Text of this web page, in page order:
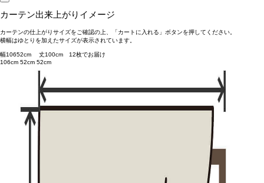
カーテン出来上がりイメージ
カーテンの仕上がりサイズをご確認の上、「カートに入れる」ボタンを押してください。
横幅はゆとりを加えたサイズが表示されています。
幅10652cm 丈100cm 12枚でお届け
106cm 52cm 52cm